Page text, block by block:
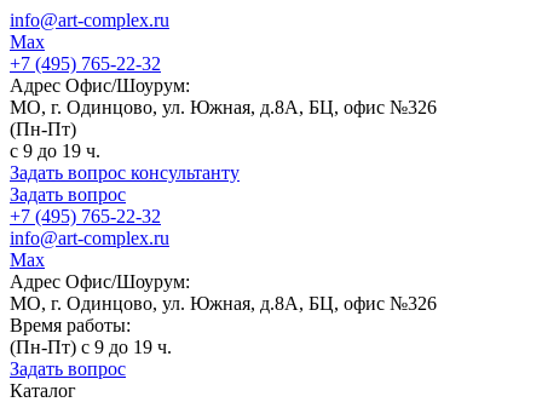
info@art-complex.ru
Max
+7 (495) 765-22-32
Адрес Офис/Шоурум:
МО, г. Одинцово, ул. Южная, д.8А, БЦ, офис №326
(Пн-Пт)
с 9 до 19 ч.
Задать вопрос консультанту
Задать вопрос
+7 (495) 765-22-32
info@art-complex.ru
Max
Адрес Офис/Шоурум:
МО, г. Одинцово, ул. Южная, д.8А, БЦ, офис №326
Время работы:
(Пн-Пт) с 9 до 19 ч.
Задать вопрос
Каталог